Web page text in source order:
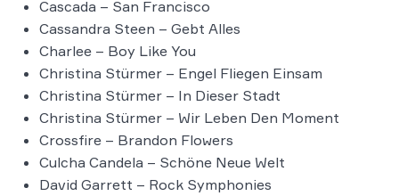
Cascada – San Francisco
Cassandra Steen – Gebt Alles
Charlee – Boy Like You
Christina Stürmer – Engel Fliegen Einsam
Christina Stürmer – In Dieser Stadt
Christina Stürmer – Wir Leben Den Moment
Crossfire – Brandon Flowers
Culcha Candela – Schöne Neue Welt
David Garrett – Rock Symphonies